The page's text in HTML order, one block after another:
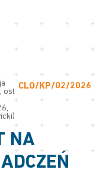
ost
CLO/KP/02/2026
NA